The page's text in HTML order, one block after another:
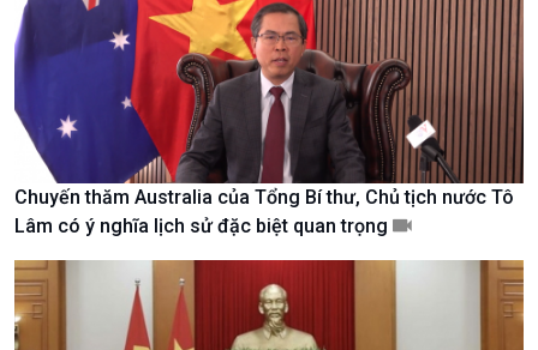
Thời sự 18h
Thời sự 21h30
Bản tin
Chuyên mục
Theo dòng Thời sự
Chuyến thăm Australia của Tổng Bí thư, Chủ tịch nước Tô
Lâm có ý nghĩa lịch sử đặc biệt quan trọng